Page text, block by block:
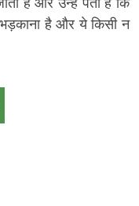
है और ये किसी न